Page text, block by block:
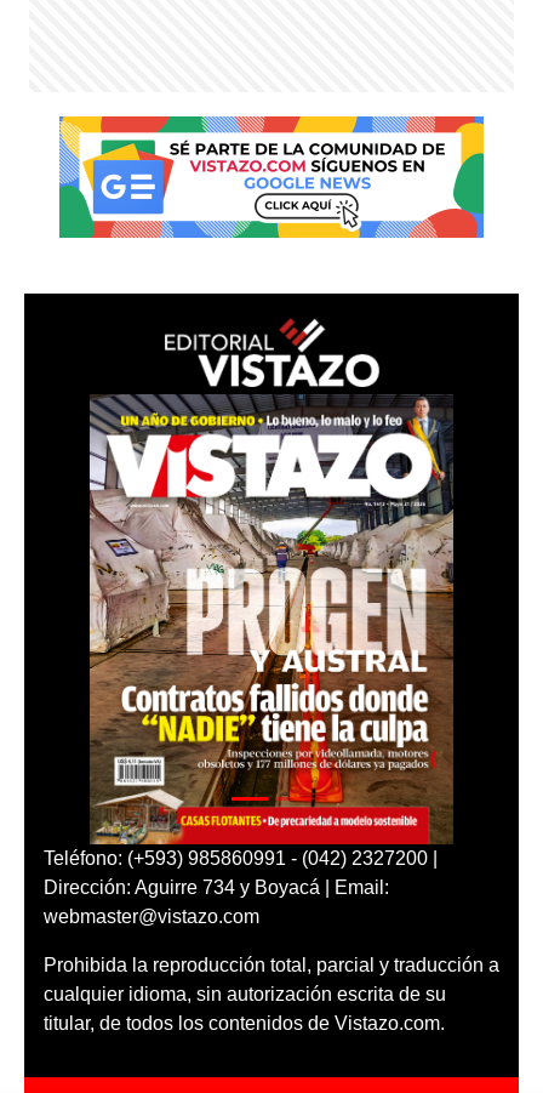
Teléfono: (+593) 985860991 - (042) 2327200 |
Dirección: Aguirre 734 y Boyacá | Email:
webmaster@vistazo.com
Prohibida la reproducción total, parcial y traducción a
cualquier idioma, sin autorización escrita de su
titular, de todos los contenidos de Vistazo.com.